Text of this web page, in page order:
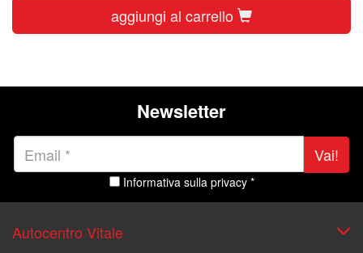
aggiungi al carrello
Newsletter
Vai!
Informativa sulla privacy *
Autocentro Vitale